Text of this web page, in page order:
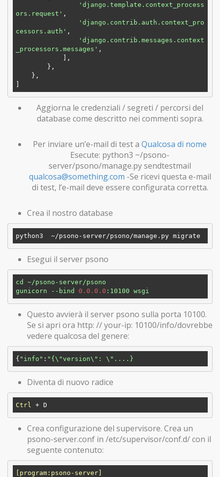
'django.template.context_process
ors.request' ,
'django.contrib.auth.context_pro
cessors.auth' ,
'django.contrib.messages.context
_processors.messages' ,
Aggiorna le credenziali / segreti / percorsi del
database come descritto nei commenti sopra.
Per inviare un’e-mail di test a Qualcosa di nome
Esecute: python3 ~/psono-
server/psono/manage.py sendtestmail
qualcosa@something.com -Se ricevi questa e-mail
di test, l’e-mail deve essere configurata corretta.
Crea il nostro database
python3  ~/psono-server/
Esegui il server psono
cd
~/psono-server/psono
gunicorn
--bind 0.0 .0 .0 :10100 wsgi
Questo avvierà il server psono sulla porta 10100.
Se si apri ora http: // your-ip: 10100/info/dovrebbe
vedere qualcosa del genere:
{ "info" :
Diventa di nuovo radice
Ctrl
Crea configurazione del supervisore. Crea un
psono-server.conf in /etc/supervisor/conf.d/ con il
seguente contenuto:
[program:psono-server]